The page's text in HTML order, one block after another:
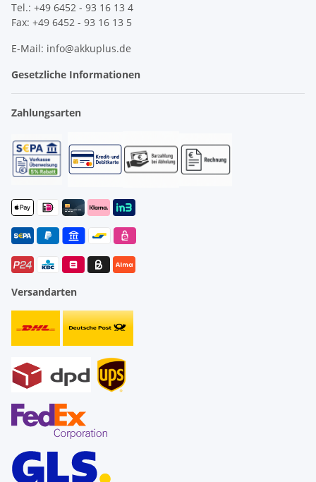
Tel.: +49 6452 - 93 16 13 4
Fax: +49 6452 - 93 16 13 5
E-Mail: info@akkuplus.de
Gesetzliche Informationen
Zahlungsarten
Versandarten